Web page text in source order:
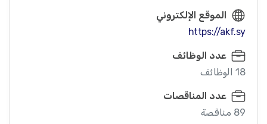
الموقع الإلكتروني
https://akf.sy
عدد الوظائف
18 الوظائف
عدد المناقصات
89 مناقصة